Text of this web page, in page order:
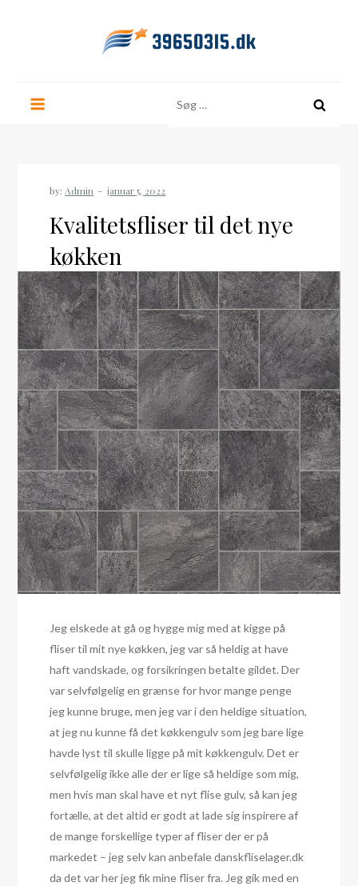
efter:
by: Admin
Kvalitetsfliser til det nye
køkken
Jeg elskede at gå og hygge mig med at kigge på
fliser til mit nye køkken, jeg var så heldig at have
haft vandskade, og forsikringen betalte gildet. Der
var selvfølgelig en grænse for hvor mange penge
jeg kunne bruge, men jeg var i den heldige situation,
at jeg nu kunne få det køkkengulv som jeg bare lige
havde lyst til skulle ligge på mit køkkengulv. Det er
selvfølgelig ikke alle der er lige så heldige som mig,
men hvis man skal have et nyt flise gulv, så kan jeg
fortælle, at det altid er godt at lade sig inspirere af
de mange forskellige typer af fliser der er på
markedet – jeg selv kan anbefale danskfliselager.dk
da det var her jeg fik mine fliser fra. Jeg gik med en